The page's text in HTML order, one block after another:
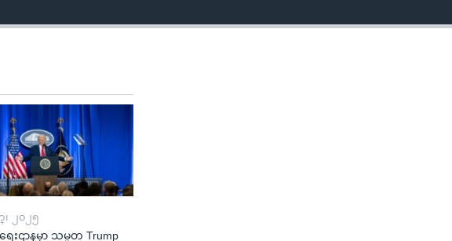
၂၀၂၅
ေးဌာနမှာ သမ္မတ Trump